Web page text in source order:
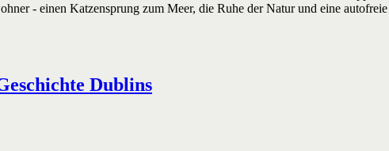
- einen Katzensprung zum Meer, die Ruhe der Natur und eine
Dublins